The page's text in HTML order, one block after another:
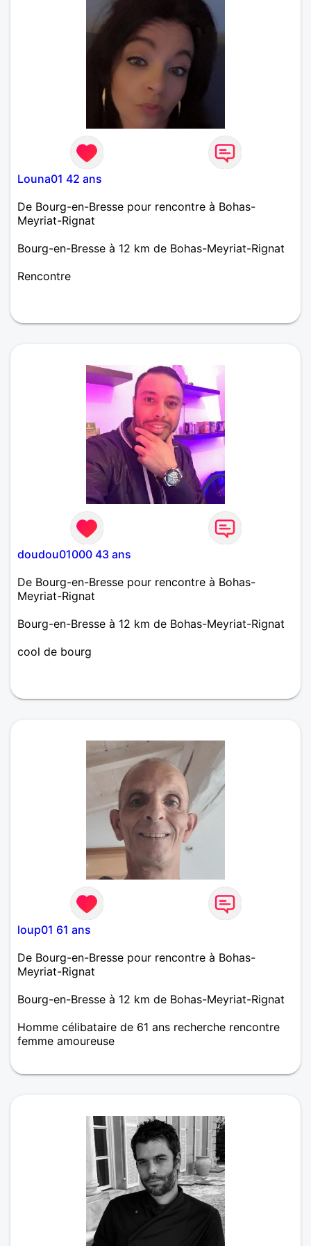
Louna01 42 ans
De Bourg-en-Bresse pour rencontre à Bohas-
Meyriat-Rignat
Bourg-en-Bresse à 12 km de Bohas-Meyriat-Rignat
Rencontre
doudou01000 43 ans
De Bourg-en-Bresse pour rencontre à Bohas-
Meyriat-Rignat
Bourg-en-Bresse à 12 km de Bohas-Meyriat-Rignat
cool de bourg
loup01 61 ans
De Bourg-en-Bresse pour rencontre à Bohas-
Meyriat-Rignat
Bourg-en-Bresse à 12 km de Bohas-Meyriat-Rignat
Homme célibataire de 61 ans recherche rencontre
femme amoureuse
les gens qui cris.